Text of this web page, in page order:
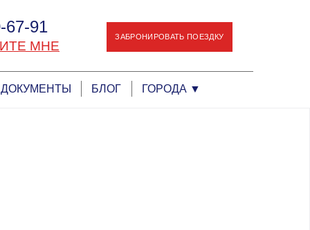
ЗАБРОНИРОВАТЬ ПОЕЗДКУ
67-91
МНЕ
ДОКУМЕНТЫ БЛОГ ГОРОДА ▼